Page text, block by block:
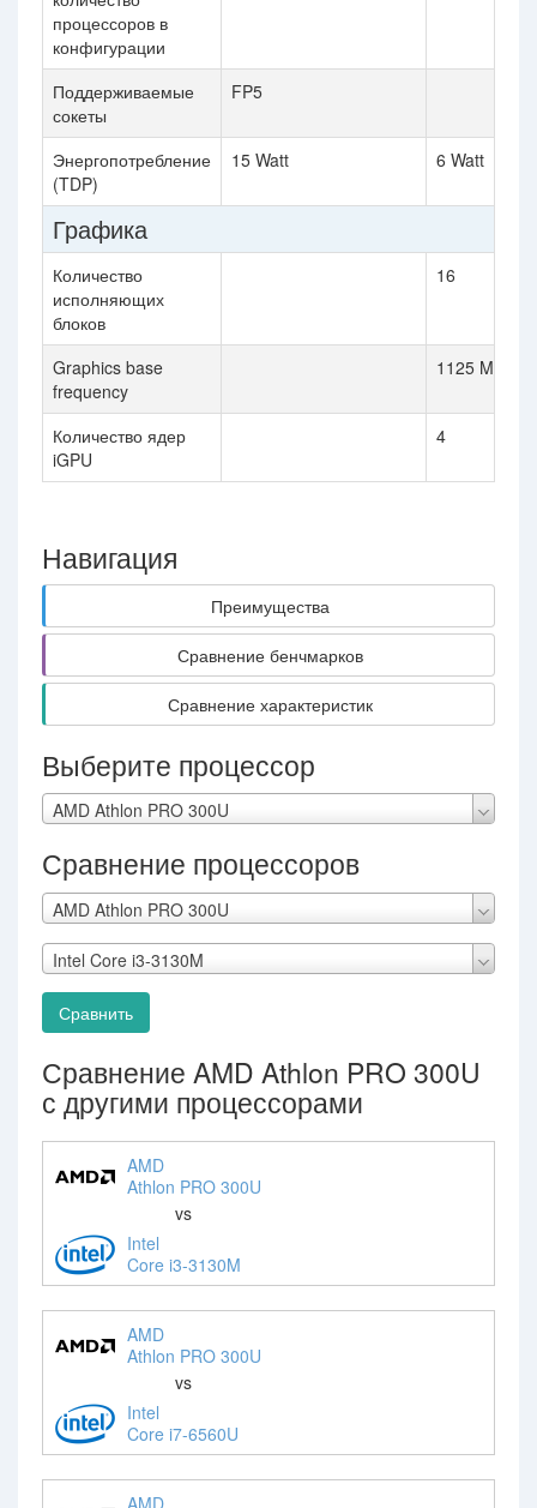
процессоров в
конфигурации
Поддерживаемые
сокеты
FP5
Энергопотребление
(TDP)
15 Watt 6 Watt
Графика
Количество
исполняющих
блоков
16
Graphics base
frequency
1125 MHz
Количество ядер
iGPU
4
Навигация
Преимущества
Сравнение бенчмарков
Сравнение характеристик
Выберите процессор
AMD Athlon PRO 300U
Сравнение процессоров
AMD Athlon PRO 300U
Intel Core i3-3130M
Сравнить
Сравнение AMD Athlon PRO 300U
с другими процессорами
AMD
Athlon PRO 300U
vs
Intel
Core i3-3130M
AMD
Athlon PRO 300U
vs
Intel
Core i7-6560U
AMD